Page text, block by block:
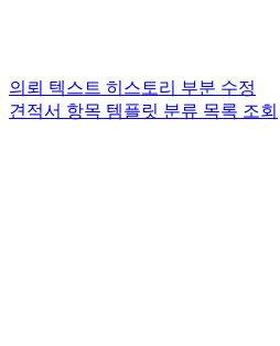
의뢰 텍스트 히스토리 부분 수정
견적서 항목 템플릿 분류 목록 조회